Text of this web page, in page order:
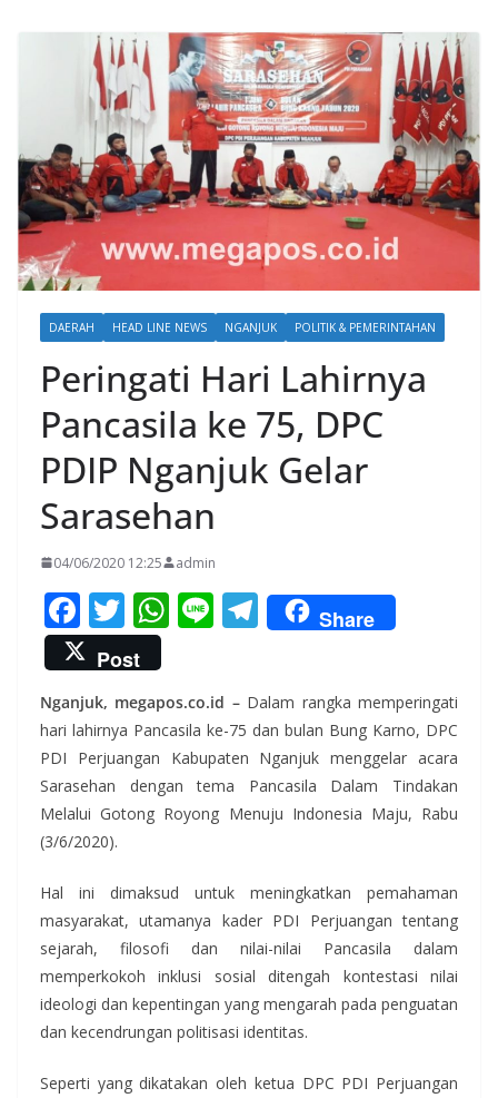
DAERAH HEAD LINE NEWS NGANJUK POLITIK & PEMERINTAHAN
Peringati Hari Lahirnya
Pancasila ke 75, DPC
PDIP Nganjuk Gelar
Sarasehan
04/06/2020 12:25 admin
F
ac
e
b
o
o
k
T
w
itt
er
W
s
A
p
p
Li T
el
gr
a
m
Share
Post
Nganjuk, megapos.co.id – Dalam rangka memperingati
hari lahirnya Pancasila ke-75 dan bulan Bung Karno, DPC
PDI Perjuangan Kabupaten Nganjuk menggelar acara
Sarasehan dengan tema Pancasila Dalam Tindakan
Melalui Gotong Royong Menuju Indonesia Maju, Rabu
(3/6/2020).
Hal ini dimaksud untuk meningkatkan pemahaman
masyarakat, utamanya kader PDI Perjuangan tentang
sejarah, filosofi dan nilai-nilai Pancasila dalam
memperkokoh inklusi sosial ditengah kontestasi nilai
ideologi dan kepentingan yang mengarah pada penguatan
dan kecendrungan politisasi identitas.
Seperti yang dikatakan oleh ketua DPC PDI Perjuangan